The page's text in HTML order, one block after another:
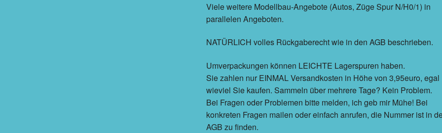
Viele weitere Modellbau-Angebote (Autos, Züge Spur N/H0/1) in
parallelen Angeboten.
NATÜRLICH volles Rückgaberecht wie in den AGB beschrieben.
Umverpackungen können LEICHTE Lagerspuren haben.
Sie zahlen nur EINMAL Versandkosten in Höhe von 3,95euro, egal
wieviel Sie kaufen. Sammeln über mehrere Tage? Kein Problem.
Bei Fragen oder Problemen bitte melden, ich geb mir Mühe! Bei
konkreten Fragen mailen oder einfach anrufen, die Nummer ist in
AGB zu finden.